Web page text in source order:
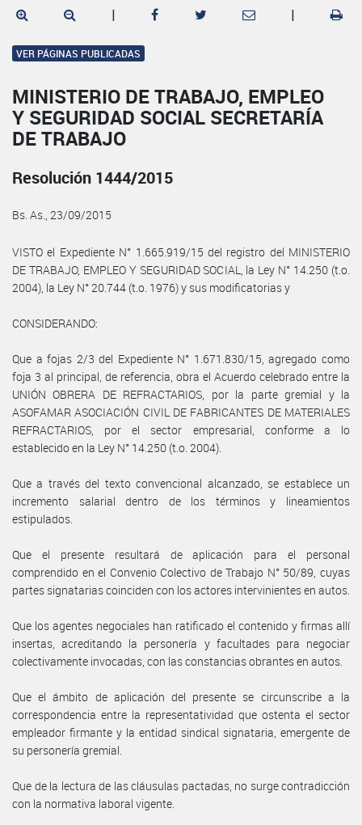
| |
VER PÁGINAS PUBLICADAS
MINISTERIO DE TRABAJO, EMPLEO
Y SEGURIDAD SOCIAL SECRETARÍA
DE TRABAJO
Resolución 1444/2015
Bs. As., 23/09/2015
VISTO el Expediente N° 1.665.919/15 del registro del MINISTERIO
DE TRABAJO, EMPLEO Y SEGURIDAD SOCIAL, la Ley N° 14.250 (t.o.
2004), la Ley N° 20.744 (t.o. 1976) y sus modificatorias y
CONSIDERANDO:
Que a fojas 2/3 del Expediente N° 1.671.830/15, agregado como
foja 3 al principal, de referencia, obra el Acuerdo celebrado entre la
UNIÓN OBRERA DE REFRACTARIOS, por la parte gremial y la
ASOFAMAR ASOCIACIÓN CIVIL DE FABRICANTES DE MATERIALES
REFRACTARIOS, por el sector empresarial, conforme a lo
establecido en la Ley N° 14.250 (t.o. 2004).
Que a través del texto convencional alcanzado, se establece un
incremento salarial dentro de los términos y lineamientos
estipulados.
Que el presente resultará de aplicación para el personal
comprendido en el Convenio Colectivo de Trabajo N° 50/89, cuyas
partes signatarias coinciden con los actores intervinientes en autos.
Que los agentes negociales han ratificado el contenido y firmas allí
insertas, acreditando la personería y facultades para negociar
colectivamente invocadas, con las constancias obrantes en autos.
Que el ámbito de aplicación del presente se circunscribe a la
correspondencia entre la representatividad que ostenta el sector
empleador firmante y la entidad sindical signataria, emergente de
su personería gremial.
Que de la lectura de las cláusulas pactadas, no surge contradicción
con la normativa laboral vigente.